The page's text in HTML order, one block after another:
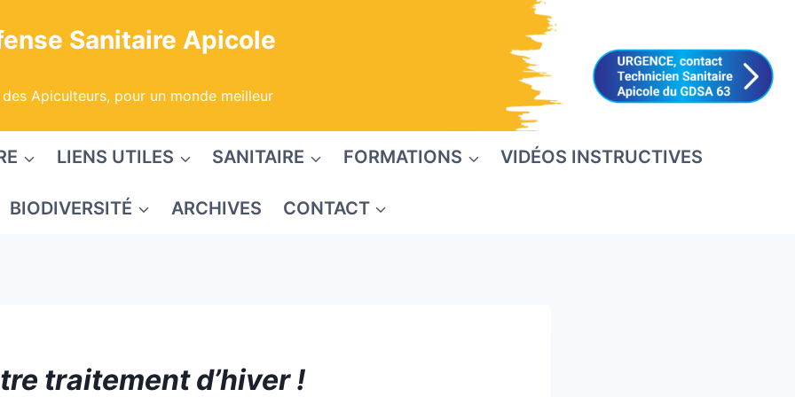
Sanitaire Apicole
Apiculteurs, pour un monde meilleur
LIENS UTILES SANITAIRE FORMATIONS VIDÉOS INSTRUCTIVES
BIODIVERSITÉ ARCHIVES CONTACT
traitement d’hiver !